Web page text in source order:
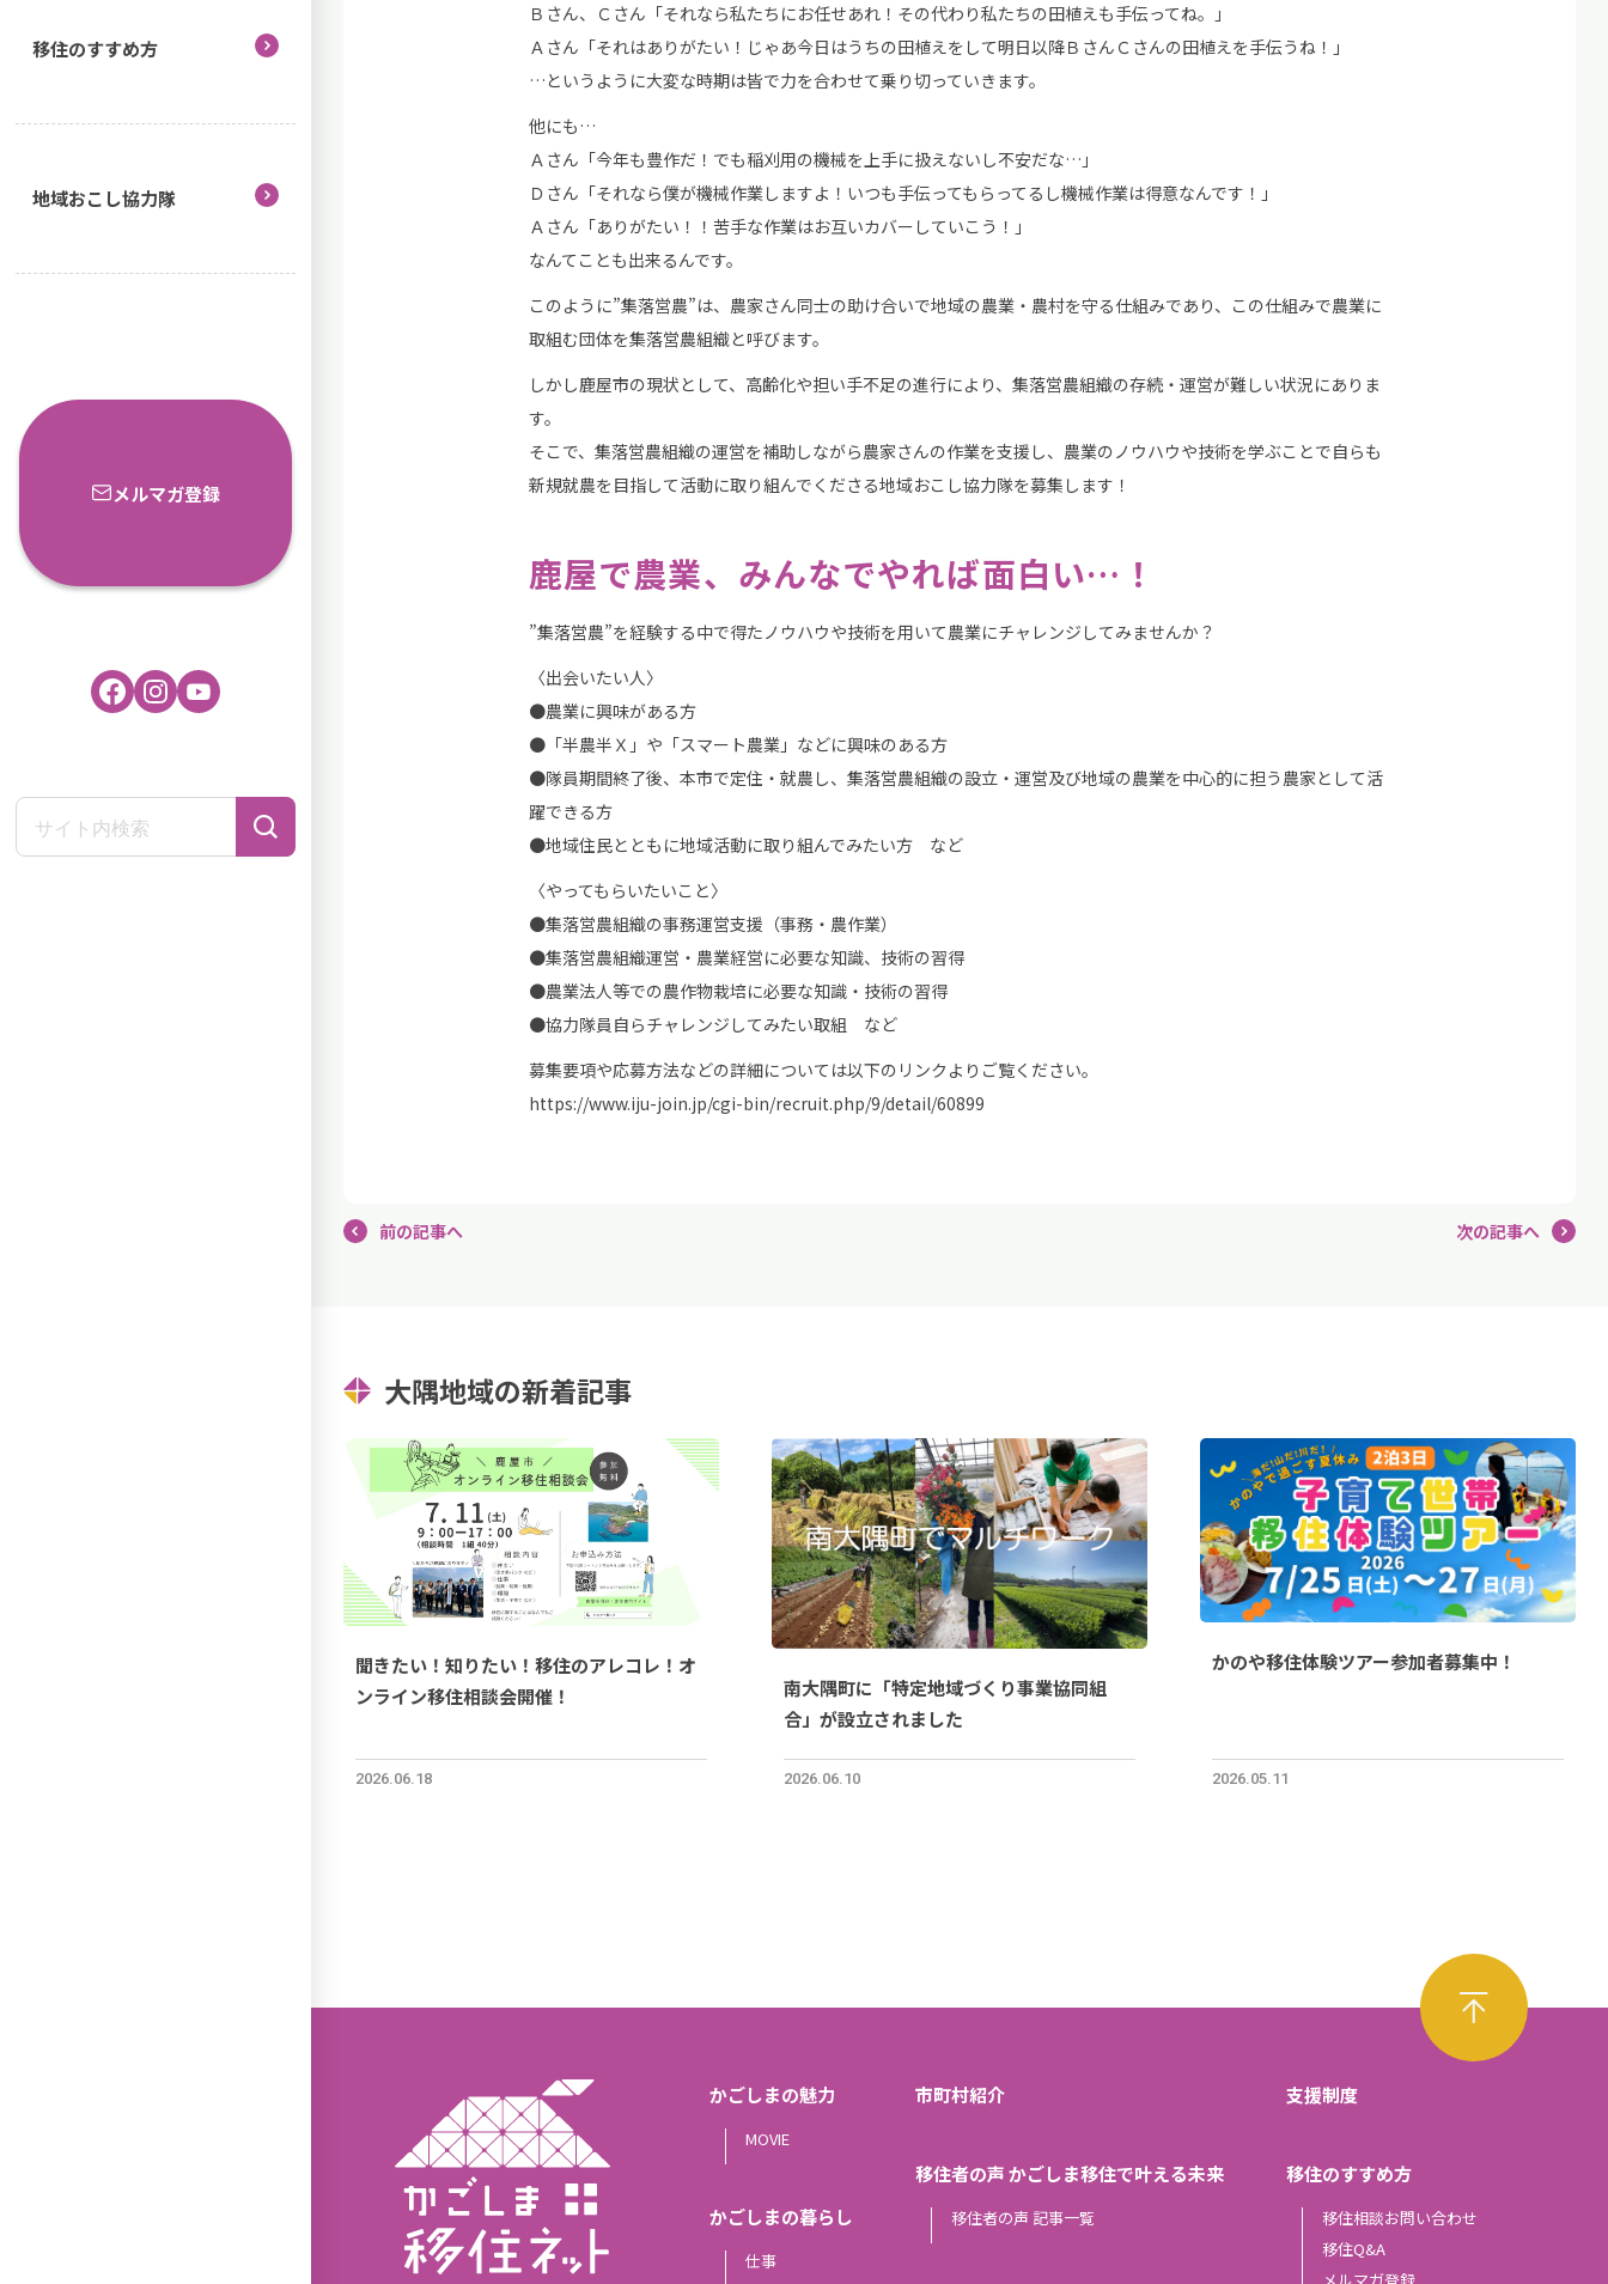
移住のすすめ方
地域おこし協力隊
メルマガ登録
Ｂさん、Ｃさん「それなら私たちにお任せあれ！その代わり私たちの田植えも手伝ってね。」
Ａさん「それはありがたい！じゃあ今日はうちの田植えをして明日以降ＢさんＣさんの田植えを手伝うね！」
…というように大変な時期は皆で力を合わせて乗り切っていきます。
他にも…
Ａさん「今年も豊作だ！でも稲刈用の機械を上手に扱えないし不安だな…」
Ｄさん「それなら僕が機械作業しますよ！いつも手伝ってもらってるし機械作業は得意なんです！」
Ａさん「ありがたい！！苦手な作業はお互いカバーしていこう！」
なんてことも出来るんです。
このように”集落営農”は、農家さん同士の助け合いで地域の農業・農村を守る仕組みであり、この仕組みで農業に
取組む団体を集落営農組織と呼びます。
しかし鹿屋市の現状として、高齢化や担い手不足の進行により、集落営農組織の存続・運営が難しい状況にありま
す。
そこで、集落営農組織の運営を補助しながら農家さんの作業を支援し、農業のノウハウや技術を学ぶことで自らも
新規就農を目指して活動に取り組んでくださる地域おこし協力隊を募集します！
鹿屋で農業、みんなでやれば面白い…！
”集落営農”を経験する中で得たノウハウや技術を用いて農業にチャレンジしてみませんか？
〈出会いたい人〉
●農業に興味がある方
●「半農半Ｘ」や「スマート農業」などに興味のある方
●隊員期間終了後、本市で定住・就農し、集落営農組織の設立・運営及び地域の農業を中心的に担う農家として活
躍できる方
●地域住民とともに地域活動に取り組んでみたい方 など
〈やってもらいたいこと〉
●集落営農組織の事務運営支援（事務・農作業）
●集落営農組織運営・農業経営に必要な知識、技術の習得
●農業法人等での農作物栽培に必要な知識・技術の習得
●協力隊員自らチャレンジしてみたい取組 など
募集要項や応募方法などの詳細については以下のリンクよりご覧ください。
https://www.iju-join.jp/cgi-bin/recruit.php/9/detail/60899
前の記事へ 次の記事へ
大隅地域の新着記事
聞きたい！知りたい！移住のアレコレ！オ
ンライン移住相談会開催！
2026.06.18
南大隅町に「特定地域づくり事業協同組
合」が設立されました
2026.06.10
かのや移住体験ツアー参加者募集中！
2026.05.11
かごしまの魅力
MOVIE
かごしまの暮らし
仕事
市町村紹介
移住者の声 かごしま移住で叶える未来
移住者の声 記事一覧
支援制度
移住のすすめ方
移住相談お問い合わせ
移住Q&A